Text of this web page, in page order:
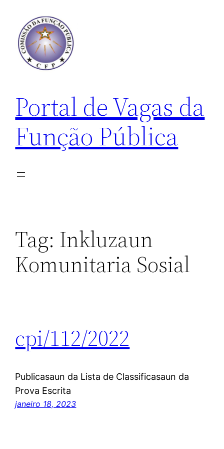
conteúdo
Portal de Vagas da
Função Pública
Tag: Inkluzaun
Komunitaria Sosial
cpi/112/2022
Publicasaun da Lista de Classificasaun da
Prova Escrita
janeiro 18, 2023